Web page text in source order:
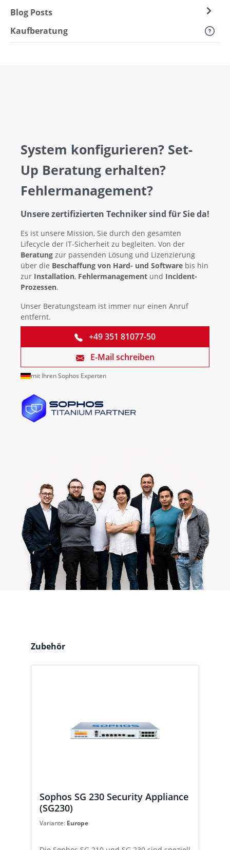
Blog Posts
Kaufberatung
System konfigurieren? Set-
Up Beratung erhalten?
Fehlermanagement?
Unsere zertifizierten Techniker sind für Sie da!
Es ist unsere Mission, Sie durch den gesamten
Lifecycle der IT-Sicherheit zu begleiten. Von der
Beratung zur passenden Lösung und Lizenzierung
über die Beschaffung von Hard- und Software bis hin
zur Installation, Fehlermanagement und Incident-
Prozessen.
Unser Beratungsteam ist immer nur einen Anruf
entfernt.
+49 351 81077-50
E-Mail schreiben
mit Ihren Sophos Experten
Produktgalerie überspringen
Zubehör
Sophos SG 230 Security Appliance
(SG230)
Variante: Europe